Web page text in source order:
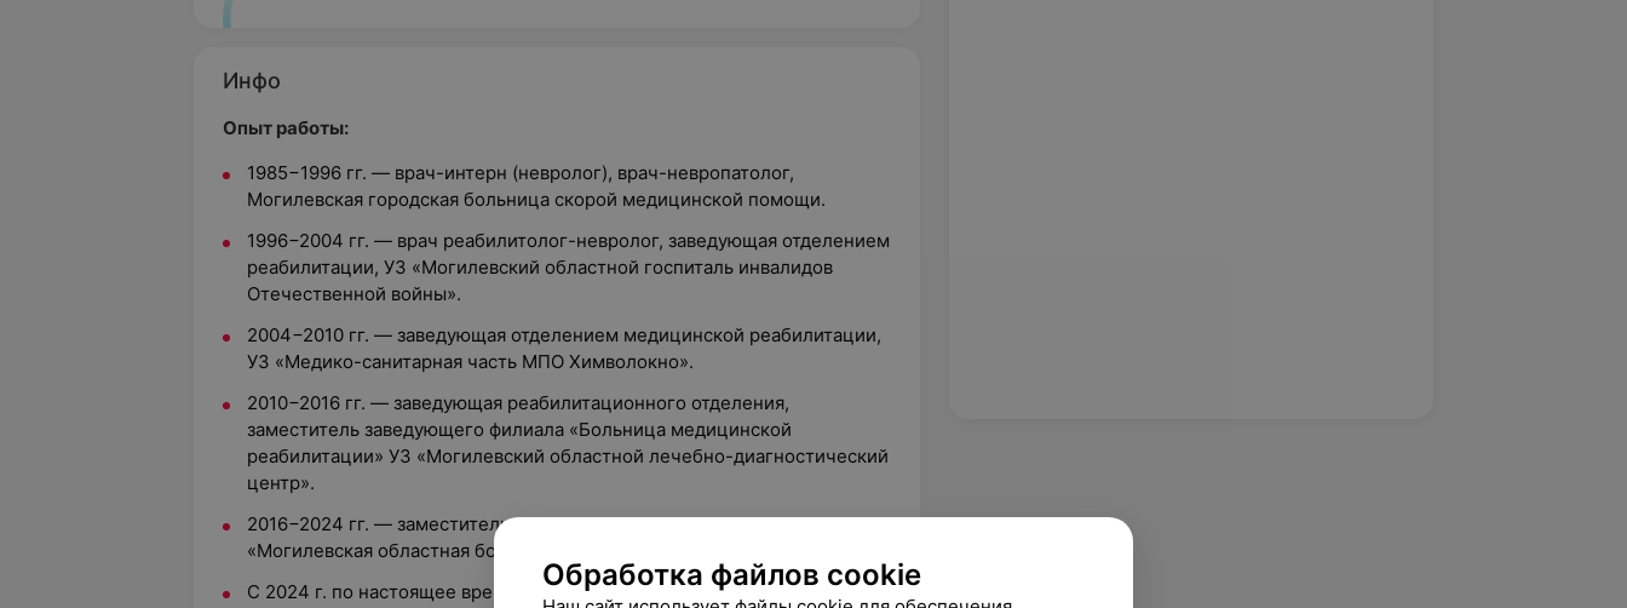
Инфо
Опыт работы:
1985−1996 гг. — врач-интерн (невролог), врач-невропатолог,
Могилевская городская больница скорой медицинской помощи.
1996−2004 гг. — врач реабилитолог-невролог, заведующая отделением
реабилитации, УЗ «Могилевский областной госпиталь инвалидов
Отечественной войны».
2004−2010 гг. — заведующая отделением медицинской реабилитации,
УЗ «Медико-санитарная часть МПО Химволокно».
2010−2016 гг. — заведующая реабилитационного отделения,
заместитель заведующего филиала «Больница медицинской
реабилитации» УЗ «Могилевский областной лечебно-диагностический
центр».
2016−2024 гг. — заместитель главного врача по медицинской части, УЗ
«Могилевская областная больница медицинской реабилитации».
С 2024 г. по настоящее время — врач-рефлексотерапевт, УЗ
Обработка файлов cookie